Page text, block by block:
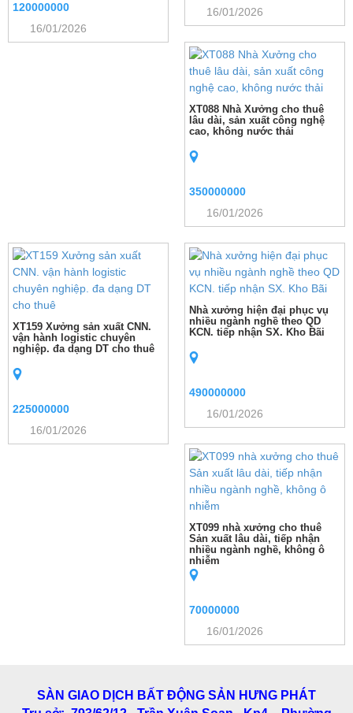
120000000
16/01/2026
16/01/2026
XT088 Nhà Xưởng cho thuê
lâu dài, sản xuất công nghệ
cao, không nước thải
350000000
16/01/2026
XT159 Xưởng sản xuất CNN.
vận hành logistic chuyên
nghiệp. đa dạng DT cho thuê
225000000
16/01/2026
Nhà xưởng hiện đại phục vụ
nhiều ngành nghề theo QD
KCN. tiếp nhận SX. Kho Bãi
490000000
16/01/2026
XT099 nhà xưởng cho thuê
Sản xuất lâu dài, tiếp nhận
nhiều ngành nghề, không ô
nhiễm
70000000
16/01/2026
SÀN GIAO DỊCH BẤT ĐỘNG SẢN HƯNG PHÁT